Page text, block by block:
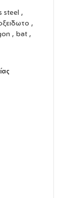
steel ,
,
, bat ,